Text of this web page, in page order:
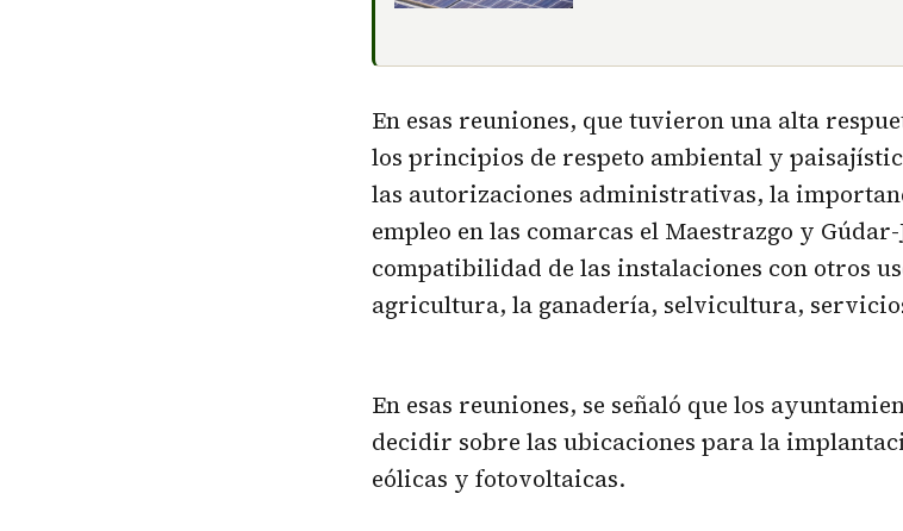
En esas reuniones, que tuvieron una alta
los principios de respeto ambiental y
las autorizaciones administrativas, la
empleo en las comarcas el Maestrazgo y
compatibilidad de las instalaciones con otros
agricultura, la ganadería, selvicultura,
En esas reuniones, se señaló que los
decidir sobre las ubicaciones para la
eólicas y fotovoltaicas.